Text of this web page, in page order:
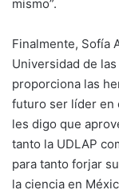
mismo”.
Finalmente, Sofía
Universidad de
proporciona las
futuro ser líder en
les digo que
tanto la UDLAP
para tanto forjar
la ciencia en